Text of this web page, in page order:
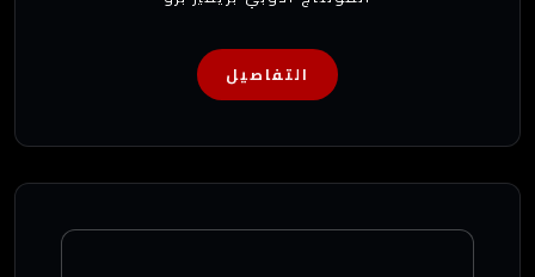
التفاصيل